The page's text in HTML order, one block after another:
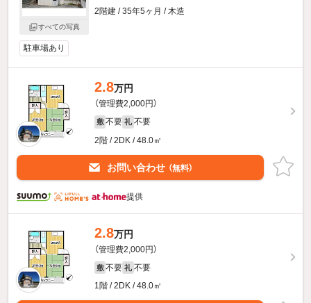
すべての写真
2階建 / 35年5ヶ月 / 木造
駐車場あり
2.8万円
（管理費2,000円）
敷 不要 礼 不要
2階 / 2DK / 48.0㎡
お問い合わせ （無料）
提供
2.8万円
（管理費2,000円）
敷 不要 礼 不要
1階 / 2DK / 48.0㎡